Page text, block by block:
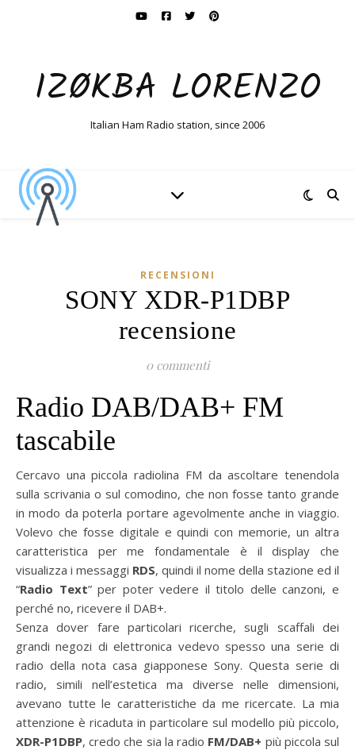
IZØKBA LORENZO
Italian Ham Radio station, since 2006
RECENSIONI
SONY XDR-P1DBP
recensione
0 commenti
Radio DAB/DAB+ FM
tascabile
Cercavo una piccola radiolina FM da ascoltare tenendola
sulla scrivania o sul comodino, che non fosse tanto grande
in modo da poterla portare agevolmente anche in viaggio.
Volevo che fosse digitale e quindi con memorie, un altra
caratteristica per me fondamentale è il display che
visualizza i messaggi RDS, quindi il nome della stazione ed il
“Radio Text” per poter vedere il titolo delle canzoni, e
perché no, ricevere il DAB+.
Senza dover fare particolari ricerche, sugli scaffali dei
grandi negozi di elettronica vedevo spesso una serie di
radio della nota casa giapponese Sony. Questa serie di
radio, simili nell’estetica ma diverse nelle dimensioni,
avevano tutte le caratteristiche da me ricercate. La mia
attenzione è ricaduta in particolare sul modello più piccolo,
XDR-P1DBP, credo che sia la radio FM/DAB+ più piccola sul